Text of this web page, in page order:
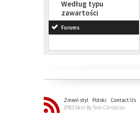
Według typu
zawartości
Forums
Zmień styl Polski Contact Us
IPB3 Skin By Tom Christian.